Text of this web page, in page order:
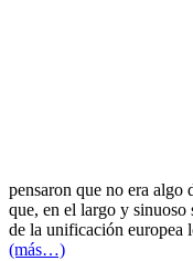
pensaron que no era algo
que, en el largo y sinuoso
de la unificación europea
(más…)